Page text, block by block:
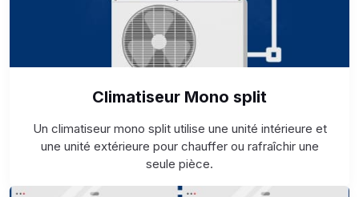
Climatiseur Mono split
Un climatiseur mono split utilise une unité intérieure et
une unité extérieure pour chauffer ou rafraîchir une
seule pièce.